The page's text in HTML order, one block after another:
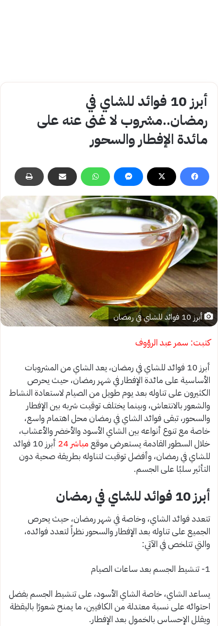
أبرز 10 فوائد للشاي في
رمضان..مشروب لا غنى عنه على
مائدة الإفطار والسحور
أبرز 10 فوائد للشاي في رمضان
كتبت: سمر عبد الرؤوف
أبرز 10 فوائد للشاي في رمضان، يعد الشاي من المشروبات
الأساسية على مائدة الإفطار في شهر رمضان، حيث يحرص
الكثيرون على تناوله بعد يوم طويل من الصيام لاستعادة النشاط
والشعور بالانتعاش، وبينما يختلف توقيت شربه بين الإفطار
والسحور، تبقى فوائد الشاي في رمضان محل اهتمام واسع،
خاصة مع تنوع أنواعه بين الشاي الأسود والأخضر والأعشاب،
خلال السطور القادمة يستعرض موقع مباشر 24
أبرز 10 فوائد
للشاي في رمضان، وأفضل توقيت لتناوله بطريقة صحية دون
التأثير سلبًا على الجسم.
أبرز 10 فوائد للشاي في رمضان
تتعدد فوائد الشاي، وخاصة في شهر رمضان، حيث يحرص
الجميع على تناوله بعد الإفطار والسحور نظراً لتعدد فوائده،
والتي تتلخص في الآتي:
1- تنشيط الجسم بعد ساعات الصيام
يساعد الشاي، خاصة الشاي الأسود، على تنشيط الجسم بفضل
احتوائه على نسبة معتدلة من الكافيين، ما يمنح شعورًا باليقظة
ويقلل الإحساس بالخمول بعد الإفطار.